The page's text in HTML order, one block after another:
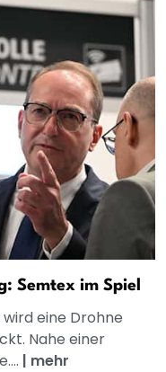
Semtex im Spiel
eine Drohne
Nahe einer
| mehr